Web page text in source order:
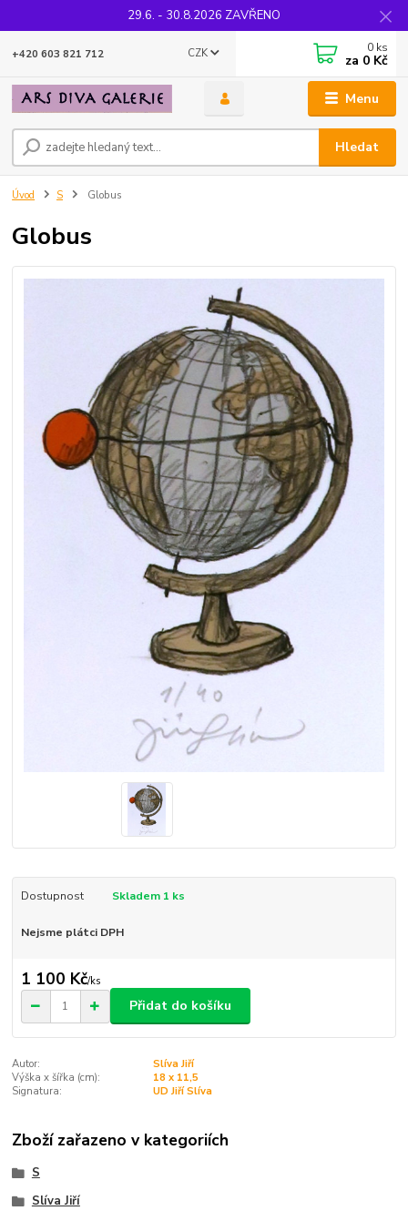
29.6. - 30.8.2026 ZAVŘENO
Menu
CZK
Hledat
+420 603 821 712 0 ks
za 0 Kč
Úvod S Globus
Globus
Dostupnost Skladem 1 ks
Nejsme plátci DPH
1 100 Kč/ks
Přidat do košíku
Autor:
Slíva Jiří
Výška x šířka (cm):
18 x 11,5
Signatura:
UD Jiří Slíva
Zboží zařazeno v kategoriích
S
Slíva Jiří